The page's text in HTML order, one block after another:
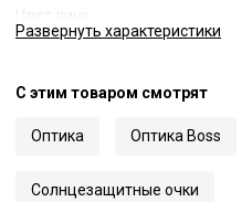
Длина заушника
Развернуть характеристики
С этим товаром смотрят
Оптика Оптика Boss
Солнцезащитные очки